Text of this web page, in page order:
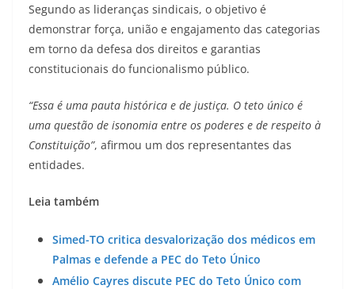
Segundo as lideranças sindicais, o objetivo é
demonstrar força, união e engajamento das categorias
em torno da defesa dos direitos e garantias
constitucionais do funcionalismo público.
“Essa é uma pauta histórica e de justiça. O teto único é
uma questão de isonomia entre os poderes e de respeito à
Constituição”, afirmou um dos representantes das
entidades.
Leia também
Simed-TO critica desvalorização dos médicos em
Palmas e defende a PEC do Teto Único
Amélio Cayres discute PEC do Teto Único com